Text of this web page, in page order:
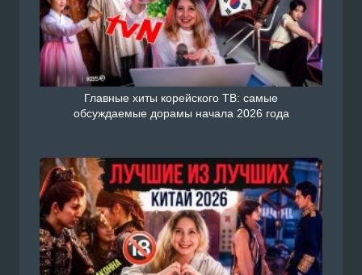
Главные хиты корейского ТВ: самые
обсуждаемые дорамы начала 2026 года